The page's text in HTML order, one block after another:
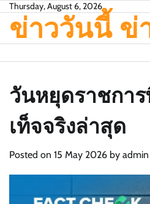
Skip
content
Thursday, August 6, 2026
ข่าววันนี้ ข่
วันหยุดราชกา
เท็จจริงล่าสุด
Posted on 15 May 2026 by admin